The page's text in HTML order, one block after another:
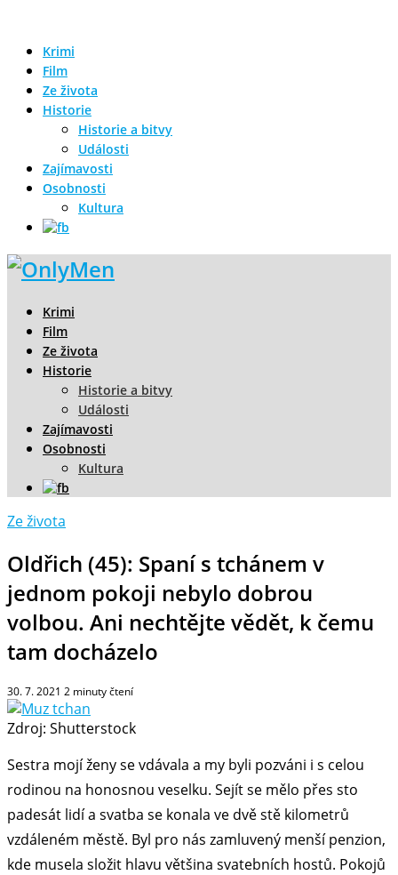
Krimi
Film
Ze života
Historie
Historie a bitvy
Události
Zajímavosti
Osobnosti
Kultura
Krimi
Film
Ze života
Historie
Historie a bitvy
Události
Zajímavosti
Osobnosti
Kultura
Ze života
Oldřich (45): Spaní s tchánem v
jednom pokoji nebylo dobrou
volbou. Ani nechtějte vědět, k čemu
tam docházelo
30. 7. 2021 2 minuty čtení
Zdroj: Shutterstock
Sestra mojí ženy se vdávala a my byli pozváni i s celou
rodinou na honosnou veselku. Sejít se mělo přes sto
padesát lidí a svatba se konala ve dvě stě kilometrů
vzdáleném městě. Byl pro nás zamluvený menší penzion,
kde musela složit hlavu většina svatebních hostů. Pokojů